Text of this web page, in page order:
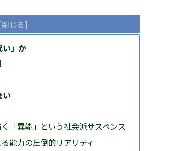
い」か
い
「異能」という社会派サスペンス
能力の圧倒的リアリティ